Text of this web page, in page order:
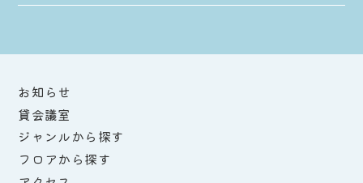
お知らせ
貸会議室
ジャンルから探す
フロアから探す